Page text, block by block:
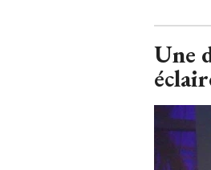
Une